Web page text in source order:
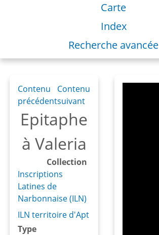
Carte
Index
Recherche avancée
Contenu
précédent
Contenu
suivant
Epitaphe
à Valeria
Collection
Inscriptions
Latines de
Narbonnaise (ILN)
ILN territoire d'Apt
Type